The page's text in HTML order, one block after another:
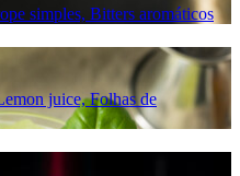
simples, Bitters aromáticos
juice, Folhas de